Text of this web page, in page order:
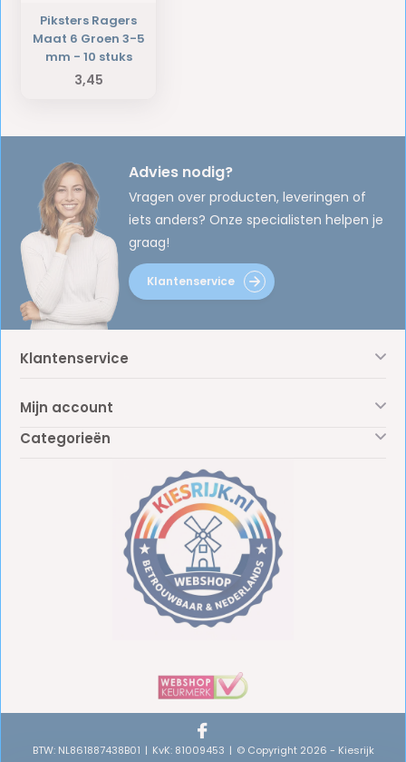
Piksters Ragers
Maat 6 Groen 3-5
mm - 10 stuks
3,45
Advies nodig?
Vragen over producten, leveringen of
iets anders? Onze specialisten helpen je
graag!
Klantenservice
Klantenservice
Mijn account
Categorieën
BTW: NL861887438B01 KvK: 81009453 © Copyright 2026 - Kiesrijk